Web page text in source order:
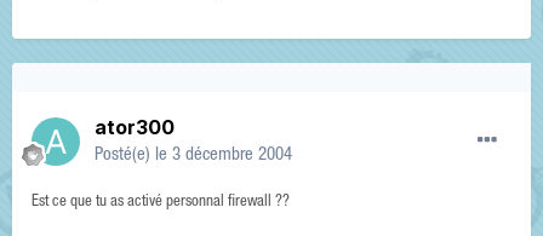
ator300
Posté(e) le 3 décembre 2004
Est ce que tu as activé personnal firewall ??